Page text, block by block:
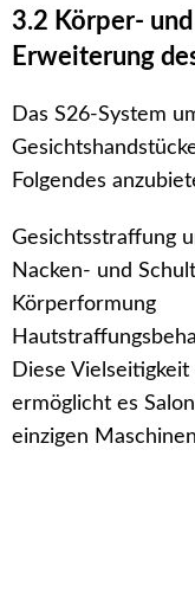
3.2 Körper-
Erweiterung
Das S26-System
Folgendes
Gesichtsstraffung
Nacken- und
Körperformung
Diese
ermöglicht es
einzigen